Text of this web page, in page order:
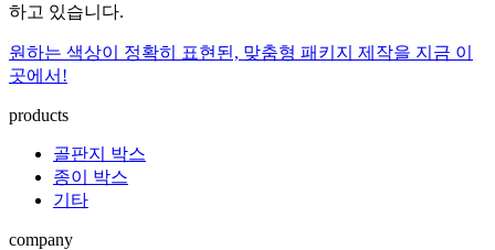
하고 있습니다.
원하는 색상이 정확히 표현된, 맞춤형 패키지 제작을 지금 이
곳에서!
products
골판지 박스
종이 박스
기타
company